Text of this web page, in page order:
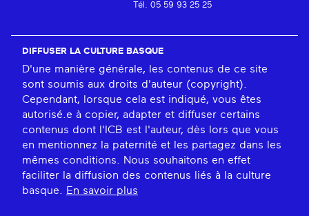
Tél. 05 59 93 25 25
DIFFUSER LA CULTURE BASQUE
D'une manière générale, les contenus de ce site
sont soumis aux droits d'auteur (copyright).
Cependant, lorsque cela est indiqué, vous êtes
autorisé.e à copier, adapter et diffuser certains
contenus dont l'ICB est l'auteur, dès lors que vous
en mentionnez la paternité et les partagez dans les
mêmes conditions. Nous souhaitons en effet
faciliter la diffusion des contenus liés à la culture
basque. En savoir plus